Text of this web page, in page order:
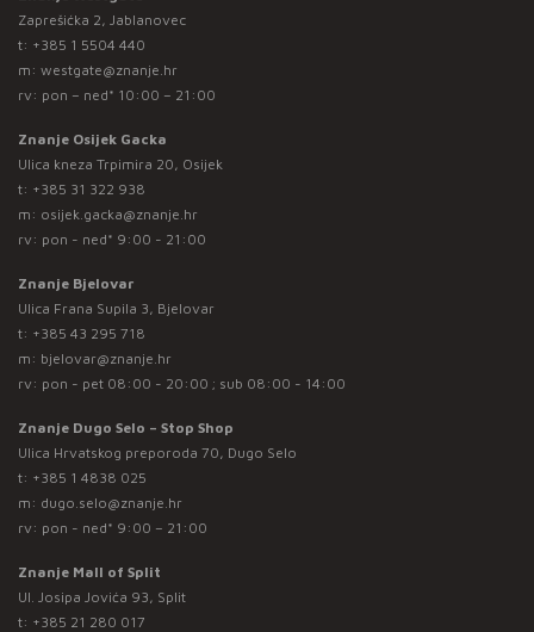
Zaprešićka 2, Jablanovec
t: +385 1 5504 440
m: westgate@znanje.hr
rv: pon – ned* 10:00 – 21:00
Znanje Osijek Gacka
Ulica kneza Trpimira 20, Osijek
t: +385 31 322 938
m: osijek.gacka@znanje.hr
rv: pon - ned* 9:00 - 21:00
Znanje Bjelovar
Ulica Frana Supila 3, Bjelovar
t: +385 43 295 718
m: bjelovar@znanje.hr
rv: pon - pet 08:00 - 20:00 ; sub 08:00 - 14:00
Znanje Dugo Selo – Stop Shop
Ulica Hrvatskog preporoda 70, Dugo Selo
t: +385 1 4838 025
m: dugo.selo@znanje.hr
rv: pon - ned* 9:00 – 21:00
Znanje Mall of Split
Ul. Josipa Jovića 93, Split
t: +385 21 280 017